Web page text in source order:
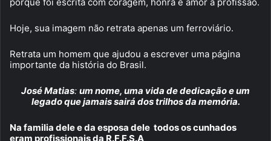
Hoje, sua imagem não retrata apenas um ferroviário.
Retrata um homem que ajudou a escrever uma página
importante da história do Brasil.
José Matias: um nome, uma vida de dedicação e um
legado que jamais sairá dos trilhos da memória.
Na familia dele e da esposa dele todos os cunhados
eram profissionais da R.F.F.S.A